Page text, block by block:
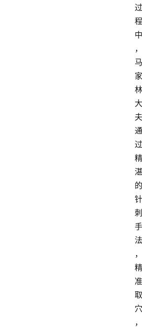
过
程
中
，
马
家
林
大
夫
通
过
精
湛
的
针
刺
手
法
，
精
准
取
穴
，